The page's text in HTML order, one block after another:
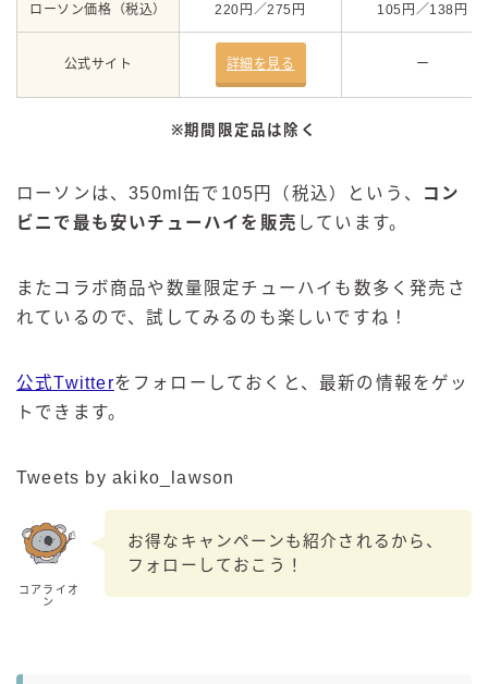
ローソン価格（税込） 220円／275円 105円／138円
公式サイト 詳細を見る ー
※期間限定品は除く
ローソンは、350ml缶で105円（税込）という、
コン
ビニで最も安いチューハイを販売 しています。
またコラボ商品や数量限定チューハイも数多く発売さ
れているので、試してみるのも楽しいですね！
公式Twitterをフォローしておくと、最新の情報をゲッ
トできます。
Tweets by akiko_lawson
コアライオ
ン
お得なキャンペーンも紹介されるから、
フォローしておこう！